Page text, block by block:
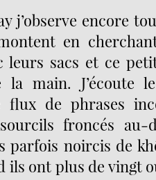
j’observe encore
en
leurs sacs et ce
main. J’écoute
flux de phrases
froncés au-
parfois noircis de
ils ont plus de vingt